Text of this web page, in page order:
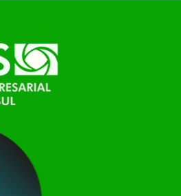
por meio do NIAVI – Núcleo
do Alto Vale do
21 de julho, o evento
reunindo empresas de
para uma noite de
iniciativas para o setor. O
em Rio…